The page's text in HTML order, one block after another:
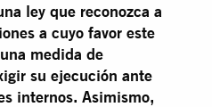
ley que reconozca a
a cuyo favor este
medida de
su ejecución ante
internos. Asimismo,